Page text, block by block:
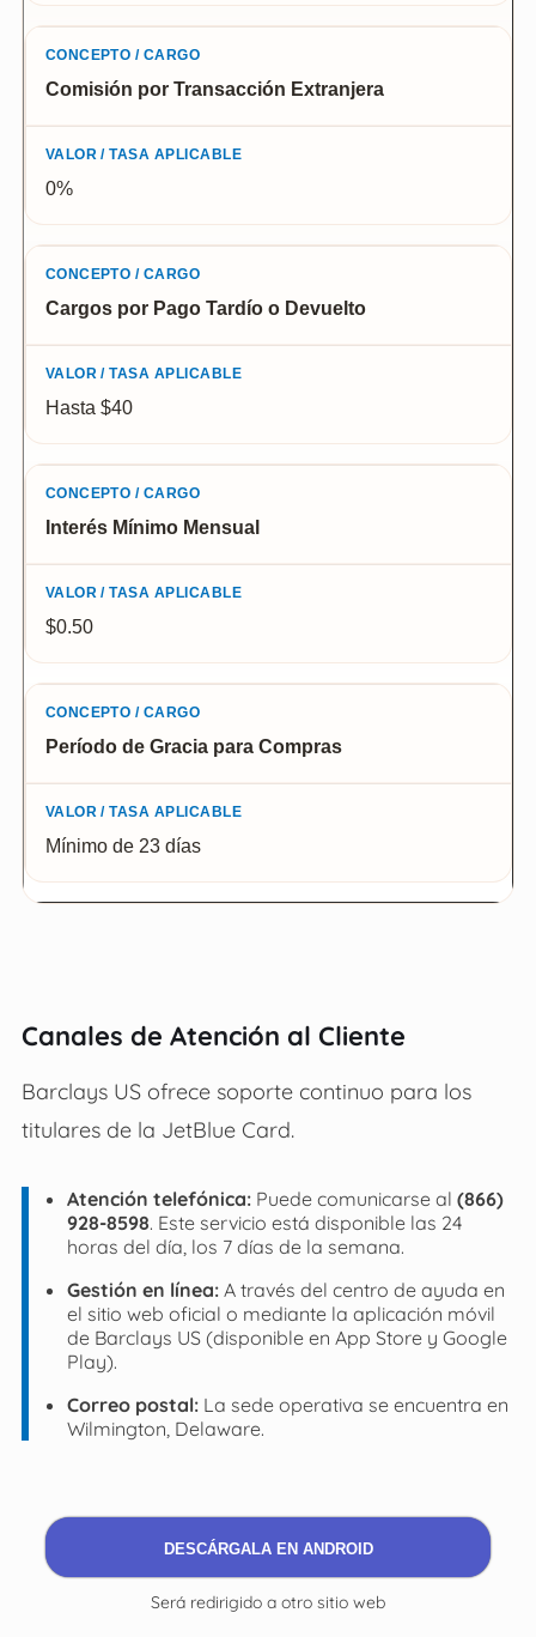
Comisión por Transacción Extranjera
0%
Cargos por Pago Tardío o Devuelto
Hasta $40
Interés Mínimo Mensual
$0.50
Período de Gracia para Compras
Mínimo de 23 días
Canales de Atención al Cliente
Barclays US ofrece soporte continuo para los
titulares de la JetBlue Card.
Atención telefónica:Puede comunicarse al (866)
928-8598. Este servicio está disponible las 24
horas del día, los 7 días de la semana.
Gestión en línea:A través del centro de ayuda en
el sitio web oficial o mediante la aplicación móvil
de Barclays US (disponible en App Store y Google
Play).
Correo postal:La sede operativa se encuentra en
Wilmington, Delaware.
DESCÁRGALA EN ANDROID
Será redirigido a otro sitio web